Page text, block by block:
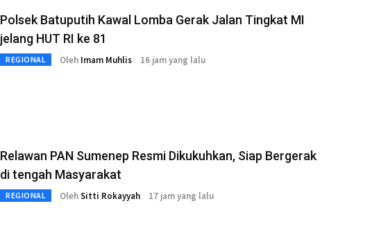
Polsek Batuputih Kawal Lomba Gerak Jalan Tingkat MI
jelang HUT RI ke 81
REGIONAL Oleh Imam Muhlis 16 jam yang lalu
Relawan PAN Sumenep Resmi Dikukuhkan, Siap Bergerak
di tengah Masyarakat
REGIONAL OlehSitti Rokayyah 17 jam yang lalu